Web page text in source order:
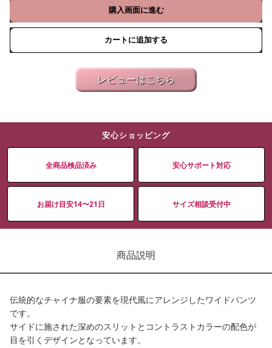
購入画面に進む
カートに追加する
レビューはこちら
安心ショッピング
全商品検品済み 安心サポート対応
お届け目安14〜21日 サイズ相談受付中
商品説明
伝統的なチャイナ服の要素を現代風にアレンジしたワイドパンツ
です。
サイドに施された深めのスリットとコントラストカラーの配色が
目を引くデザインとなっています。